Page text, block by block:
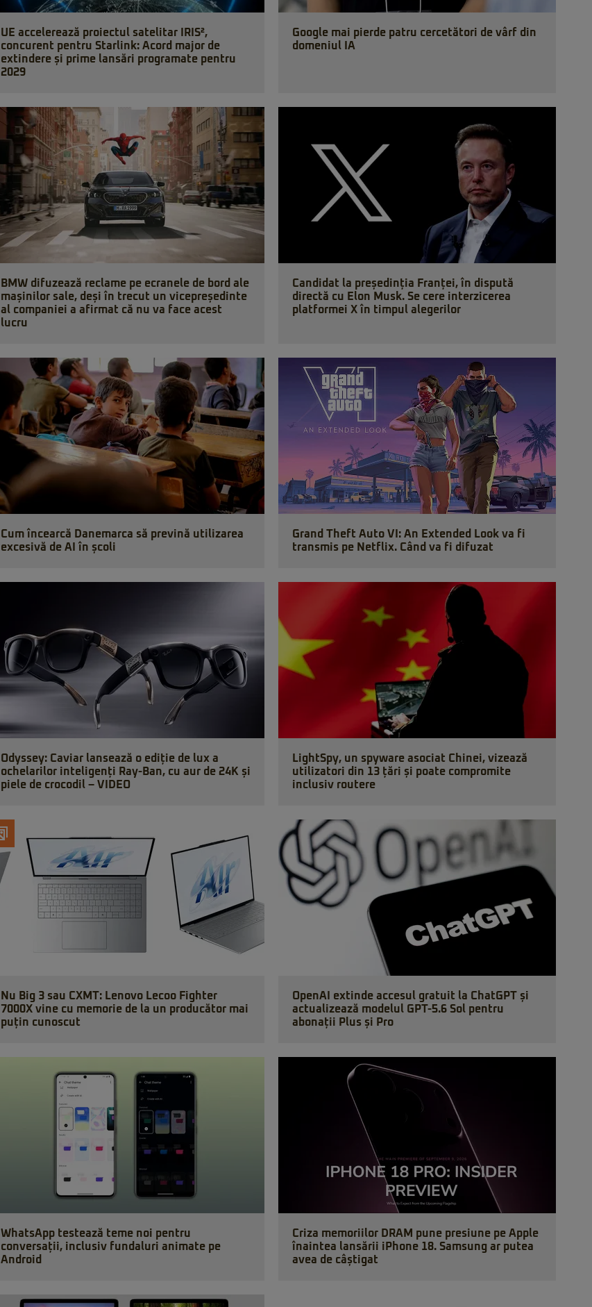
UE accelerează proiectul satelitar IRIS²,
concurent pentru Starlink: Acord major de
extindere și prime lansări programate pentru
2029
Google mai pierde patru cercetători de vârf din
domeniul IA
BMW difuzează reclame pe ecranele de bord ale
mașinilor sale, deși în trecut un vicepreședinte
al companiei a afirmat că nu va face acest
lucru
Candidat la președinția Franței, în dispută
directă cu Elon Musk. Se cere interzicerea
platformei X în timpul alegerilor
Cum încearcă Danemarca să prevină utilizarea
excesivă de AI în școli
Grand Theft Auto VI: An Extended Look va fi
transmis pe Netflix. Când va fi difuzat
Odyssey: Caviar lansează o ediție de lux a
ochelarilor inteligenți Ray-Ban, cu aur de 24K și
piele de crocodil – VIDEO
LightSpy, un spyware asociat Chinei, vizează
utilizatori din 13 țări și poate compromite
inclusiv routere
Nu Big 3 sau CXMT: Lenovo Lecoo Fighter
7000X vine cu memorie de la un producător mai
puțin cunoscut
OpenAI extinde accesul gratuit la ChatGPT și
actualizează modelul GPT-5.6 Sol pentru
abonații Plus și Pro
WhatsApp testează teme noi pentru
conversații, inclusiv fundaluri animate pe
Android
Criza memoriilor DRAM pune presiune pe Apple
înaintea lansării iPhone 18. Samsung ar putea
avea de câștigat